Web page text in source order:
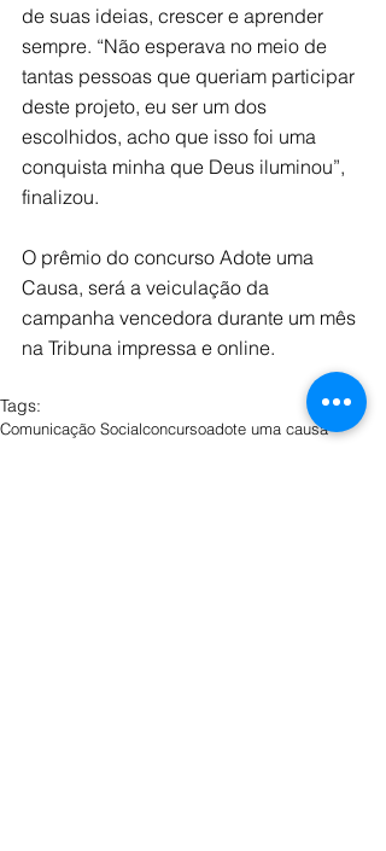
de suas ideias, crescer e aprender
sempre. “Não esperava no meio de
tantas pessoas que queriam participar
deste projeto, eu ser um dos
escolhidos, acho que isso foi uma
conquista minha que Deus iluminou”,
finalizou.
O prêmio do concurso Adote uma
Causa, será a veiculação da
campanha vencedora durante um mês
na Tribuna impressa e online.
Tags:
Comunicação Socialconcursoadote uma causa